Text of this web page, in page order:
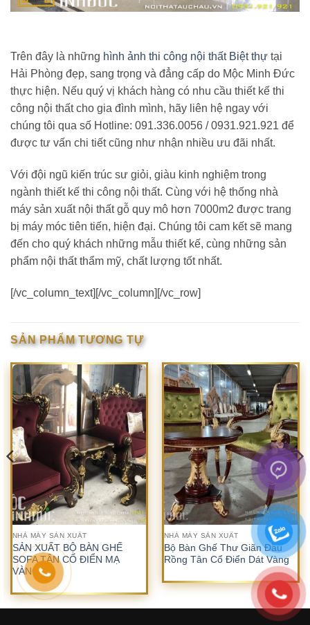
Trên đây là những hình ảnh thi công nội thất Biệt thự tại
Hải Phòng đẹp, sang trọng và đẳng cấp do Mộc Minh Đức
thực hiện. Nếu quý vị khách hàng có nhu cầu thiết kế thi
công nội thất cho gia đình mình, hãy liên hệ ngay với
chúng tôi qua số Hotline: 091.336.0056 / 0931.921.921 để
được tư vấn chi tiết cũng như nhận nhiều ưu đãi nhất.
Với đội ngũ kiến trúc sư giỏi, giàu kinh nghiệm trong
ngành thiết kế thi công nội thất. Cùng với hệ thống nhà
máy sản xuất nội thất gỗ quy mô hơn 7000m2 được trang
bị máy móc tiên tiến, hiện đại. Chúng tôi cam kết sẽ mang
đến cho quý khách những mẫu thiết kế, cùng những sản
phẩm nội thất thẩm mỹ, chất lượng tốt nhất.
[/vc_column_text][/vc_column][/vc_row]
SẢN PHẨM TƯƠNG TỰ
NHÀ MÁY SẢN XUẤT
SẢN XUẤT BỘ BÀN GHẾ
SOFA TÂN CỔ ĐIỂN MẠ
VÀNG
NHÀ MÁY SẢN XUẤT
Bộ Bàn Ghế Thư Giãn Đầu
Rồng Tân Cổ Điển Dát Vàng